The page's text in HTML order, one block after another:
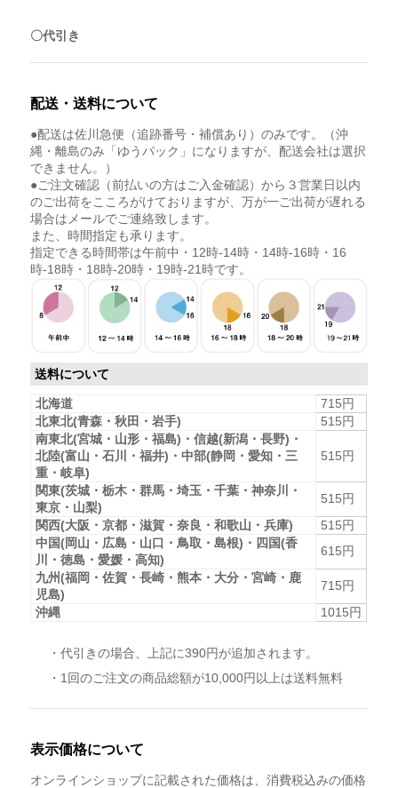
〇代引き
配送・送料について
●配送は佐川急便（追跡番号・補償あり）のみです。（沖
縄・離島のみ「ゆうパック」になりますが、配送会社は選択
できません。）
●ご注文確認（前払いの方はご入金確認）から３営業日以内
のご出荷をこころがけておりますが、万が一ご出荷が遅れる
場合はメールでご連絡致します。
また、時間指定も承ります。
指定できる時間帯は午前中・12時-14時・14時-16時・16
時-18時・18時-20時・19時-21時です。
送料について
北海道
715円
北東北(青森・秋田・岩手)
515円
南東北(宮城・山形・福島)・信越(新潟・長野)・
北陸(富山・石川・福井)・中部(静岡・愛知・三
重・岐阜)
515円
関東(茨城・栃木・群馬・埼玉・千葉・神奈川・
東京・山梨)
515円
関西(大阪・京都・滋賀・奈良・和歌山・兵庫)
515円
中国(岡山・広島・山口・鳥取・島根)・四国(香
川・徳島・愛媛・高知)
615円
九州(福岡・佐賀・長崎・熊本・大分・宮崎・鹿
児島)
715円
沖縄
1015円
・代引きの場合、上記に390円が追加されます。
・1回のご注文の商品総額が10,000円以上は送料無料
表示価格について
オンラインショップに記載された価格は、消費税込みの価格